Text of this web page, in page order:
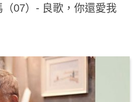
07）- 良歌，你還愛我